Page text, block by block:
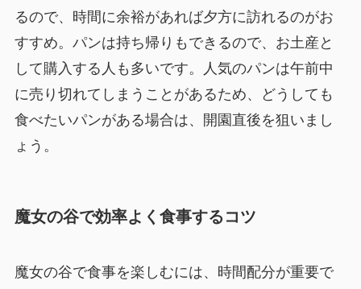
るので、時間に余裕があれば夕方に訪れるのがお
すすめ。パンは持ち帰りもできるので、お土産と
して購入する人も多いです。人気のパンは午前中
に売り切れてしまうことがあるため、どうしても
食べたいパンがある場合は、開園直後を狙いまし
ょう。
魔女の谷で効率よく食事するコツ
魔女の谷で食事を楽しむには、時間配分が重要で